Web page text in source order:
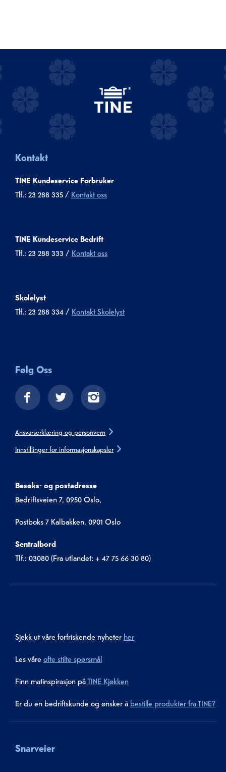
Kontakt
TINE Kundeservice Forbruker
Tlf.: 23 288 335 / Kontakt oss
TINE Kundeservice Bedrift
Tlf.: 23 288 333 / Kontakt oss
Skolelyst
Tlf.: 23 288 334 / Kontakt Skolelyst
Følg Oss
Ansvarserklæring og personvern
Innstillinger for informasjonskapsler
Besøks- og postadresse
Bedriftsveien 7, 0950 Oslo,
Postboks 7 Kalbakken, 0901 Oslo
Sentralbord
Tlf.: 03080 (Fra utlandet: + 47 75 66 30 80)
Sjekk ut våre forfriskende nyheter her
Les våre ofte stilte spørsmål
Finn matinspirasjon påTINE Kjøkken
Er du en bedriftskunde og ønsker å bestille produkter fra TINE?
Snarveier